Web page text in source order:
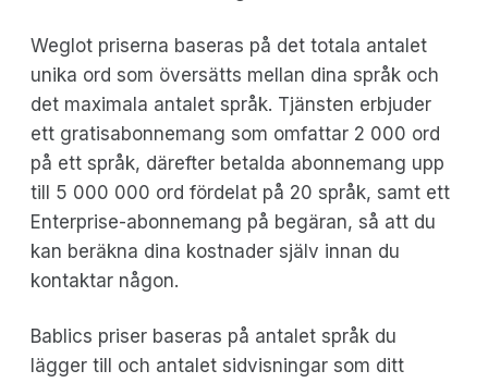
Weglot priserna baseras på det totala antalet
unika ord som översätts mellan dina språk och
det maximala antalet språk. Tjänsten erbjuder
ett gratisabonnemang som omfattar 2 000 ord
på ett språk, därefter betalda abonnemang upp
till 5 000 000 ord fördelat på 20 språk, samt ett
Enterprise-abonnemang på begäran, så att du
kan beräkna dina kostnader själv innan du
kontaktar någon.
Bablics priser baseras på antalet språk du
lägger till och antalet sidvisningar som ditt